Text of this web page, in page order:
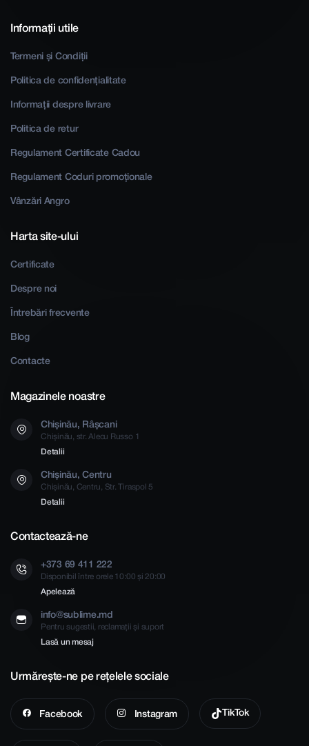
Informații utile
Termeni și Condiții
Politica de confidențialitate
Informații despre livrare
Politica de retur
Regulament Certificate Cadou
Regulament Coduri promoționale
Vânzări Angro
Harta site-ului
Certificate
Despre noi
Întrebări frecvente
Blog
Contacte
Magazinele noastre
Chișinău, Râșcani
Chișinău, str. Alecu Russo 1
Detalii
Chișinău, Centru
Chișinău, Centru, Str. Tiraspol 5
Detalii
Contactează-ne
+373 69 411 222
Disponibil între orele 10:00 și 20:00
Apelează
info@sublime.md
Pentru sugestii, reclamații și suport
Lasă un mesaj
Urmărește-ne pe rețelele sociale
Facebook Instagram TikTok